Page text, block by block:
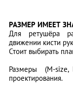
РАЗМЕР ИМЕЕТ
Для ретушёра
движении кисти
Стоит выбирать
Размеры (M-size,
проектирования.